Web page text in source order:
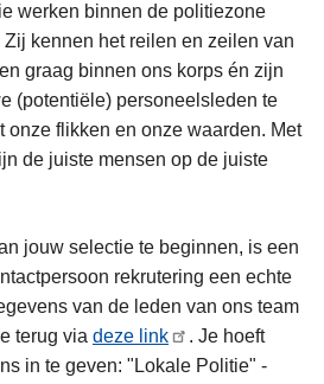
werken binnen de politiezone
kennen het reilen en zeilen van
graag binnen ons korps én zijn
(potentiële) personeelsleden te
onze flikken en onze waarden. Met
de juiste mensen op de juiste
jouw selectie te beginnen, is een
rekrutering een echte
van de leden van ons team
terug via deze link
. Je hoeft
in te geven: "Lokale Politie" -